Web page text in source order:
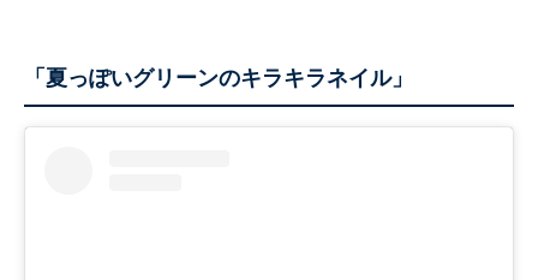
「夏っぽいグリーンのキラキラネイル」